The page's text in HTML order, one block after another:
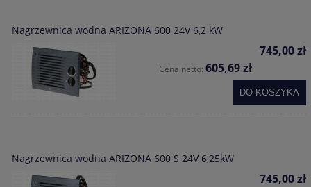
Nagrzewnica wodna ARIZONA 600 24V 6,2 kW
745,00 zł
Cena netto: 605,69 zł
DO KOSZYKA
Nagrzewnica wodna ARIZONA 600 S 24V 6,25kW
745,00 zł